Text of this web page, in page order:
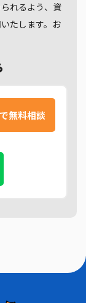
れるよう、資
たします。お
無料相談